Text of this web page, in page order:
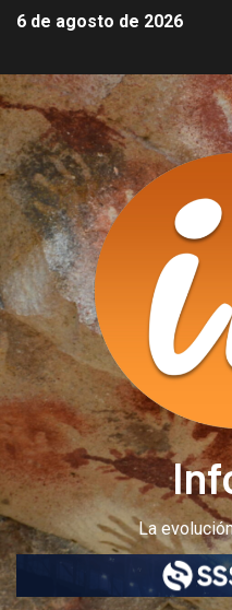
6 de agosto de 2026
La